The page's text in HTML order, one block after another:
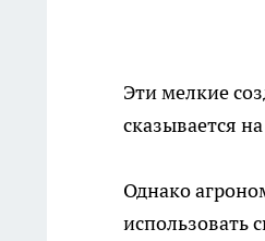
Эти мелкие
сказывается
Однако
использовать